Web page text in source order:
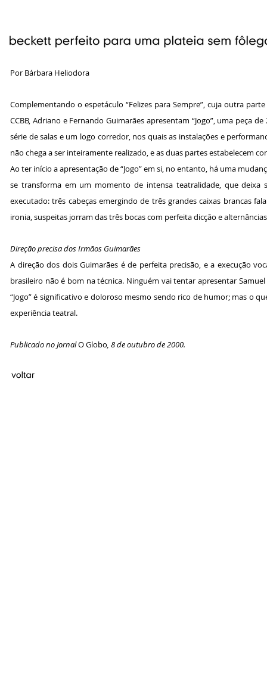
Por Bárbara Heliodora
Complementando o espetáculo “Felizes para Sempre”, cuja outra
CCBB, Adriano e Fernando Guimarães apresentam “Jogo”, uma peça
série de salas e um logo corredor, nos quais as instalações e
não chega a ser inteiramente realizado, e as duas partes estabelecem
Ao ter início a apresentação de “Jogo” em si, no entanto, há uma
se transforma em um momento de intensa teatralidade, que
executado: três cabeças emergindo de três grandes caixas brancas
ironia, suspeitas jorram das três bocas com perfeita dicção e
Direção precisa dos Irmãos Guimarães
A direção dos dois Guimarães é de perfeita precisão, e a execução
brasileiro não é bom na técnica. Ninguém vai tentar apresentar
“Jogo” é significativo e doloroso mesmo sendo rico de humor; mas o
experiência teatral.
Publicado no JornalO Globo, 8 de outubro de 2000.